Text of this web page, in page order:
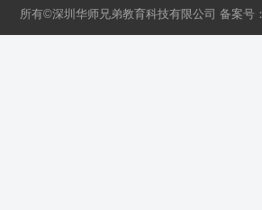
所有©深圳华师兄弟教育科技有限公司 备案号：